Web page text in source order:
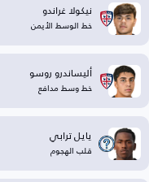
نيكولا غراندو
خط الوسط الأيمن
أليساندرو روسو
خط وسط مدافع
يايل ترابي
قلب الهجوم